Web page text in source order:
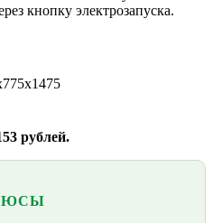
кнопку электрозапуска.
рублей.